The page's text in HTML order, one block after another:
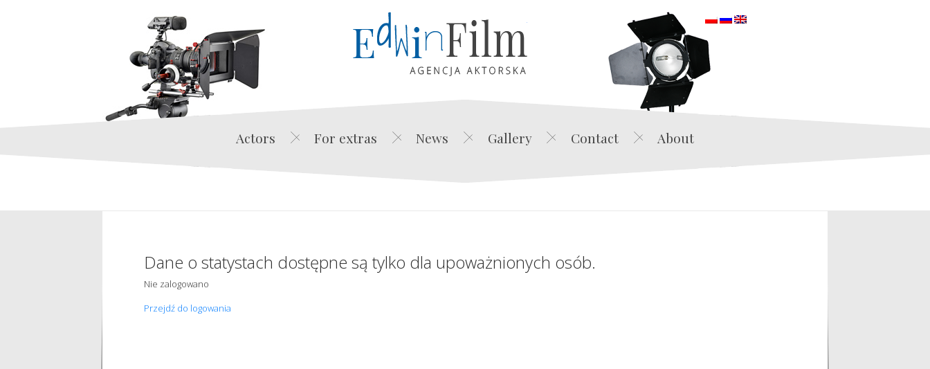
Edwin Film Agencja Aktorska
Actors For extras News Gallery Contact About
Dane o statystach dostępne są tylko dla upoważnionych osób.
Nie zalogowano
Przejdź do logowania